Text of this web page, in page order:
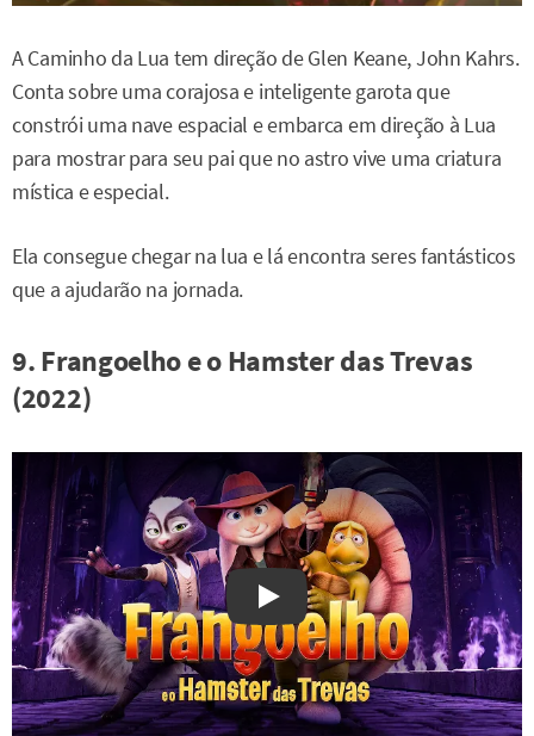
A Caminho da Lua tem direção de Glen Keane, John Kahrs.
Conta sobre uma corajosa e inteligente garota que
constrói uma nave espacial e embarca em direção à Lua
para mostrar para seu pai que no astro vive uma criatura
mística e especial.
Ela consegue chegar na lua e lá encontra seres fantásticos
que a ajudarão na jornada.
9. Frangoelho e o Hamster das Trevas
(2022)
Watch on YouTube